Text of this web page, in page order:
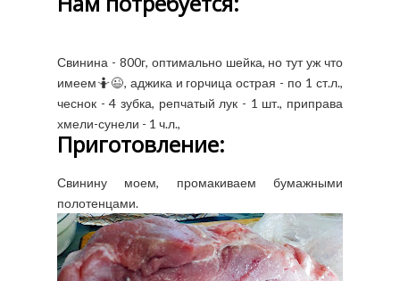
Свинина - 800г, оптимально шейка, но тут уж что
имеем🤷😉, аджика и горчица острая - по 1 ст.л.,
чеснок - 4 зубка, репчатый лук - 1 шт., приправа
хмели-сунели - 1 ч.л.,
Приготовление:
Свинину моем, промакиваем бумажными
полотенцами.